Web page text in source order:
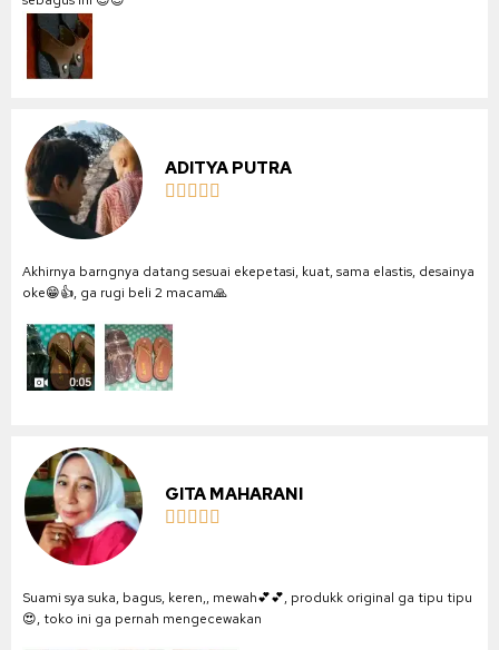
ADITYA PUTRA
    
Akhirnya barngnya datang sesuai ekepetasi, kuat, sama elastis, desainya
oke😁👍, ga rugi beli 2 macam🙏
GITA MAHARANI
    
Suami sya suka, bagus, keren,, mewah💕💕, produkk original ga tipu tipu
😍, toko ini ga pernah mengecewakan